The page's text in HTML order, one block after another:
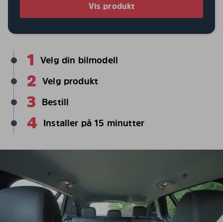
Vis produkt
1 Velg din bilmodell
2 Velg produkt
3 Bestill
4 Installer på 15 minutter